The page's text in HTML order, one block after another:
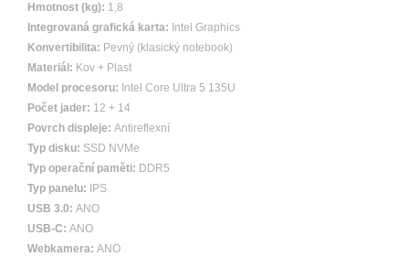
Hmotnost (kg): 1,8
Integrovaná grafická karta: Intel Graphics
Konvertibilita: Pevný (klasický notebook)
Materiál: Kov + Plast
Model procesoru: Intel Core Ultra 5 135U
Počet jader: 12 + 14
Povrch displeje: Antireflexní
Typ disku: SSD NVMe
Typ operační paměti: DDR5
Typ panelu:
IPS
USB 3.0: ANO
USB-C: ANO
Webkamera: ANO